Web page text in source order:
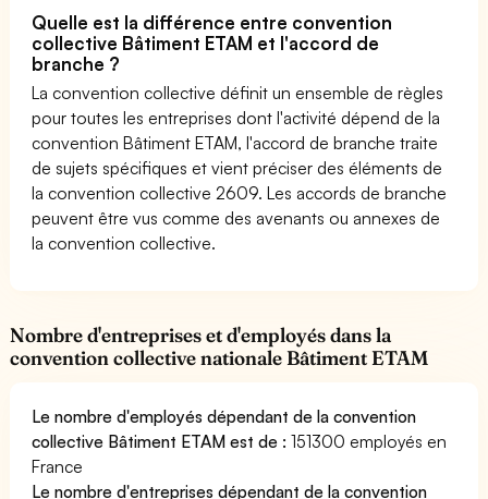
Quelle est la différence entre convention
collective Bâtiment ETAM et l'accord de
branche ?
La convention collective définit un ensemble de règles
pour toutes les entreprises dont l'activité dépend de la
convention Bâtiment ETAM, l'accord de branche traite
de sujets spécifiques et vient préciser des éléments de
la convention collective 2609. Les accords de branche
peuvent être vus comme des avenants ou annexes de
la convention collective.
Nombre d'entreprises et d'employés dans la
convention collective nationale Bâtiment ETAM
Le nombre d'employés dépendant de la convention
collective Bâtiment ETAM est de :151300 employés en
France
Le nombre d'entreprises dépendant de la convention